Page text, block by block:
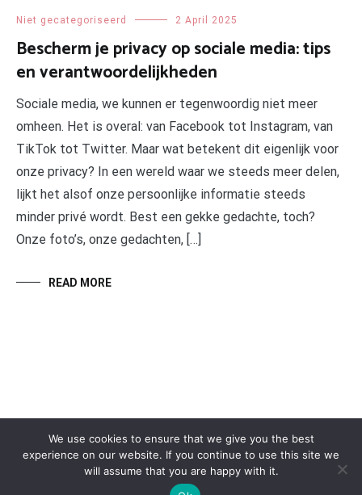
Niet gecategoriseerd 2 April 2025
Bescherm je privacy op sociale media: tips
en verantwoordelijkheden
Sociale media, we kunnen er tegenwoordig niet meer
omheen. Het is overal: van Facebook tot Instagram, van
TikTok tot Twitter. Maar wat betekent dit eigenlijk voor
onze privacy? In een wereld waar we steeds meer delen,
lijkt het alsof onze persoonlijke informatie steeds
minder privé wordt. Best een gekke gedachte, toch?
Onze foto’s, onze gedachten, […]
READ MORE
buurtwijzer.be
. All rights reserved. Theme:
We use cookies to ensure that we give you the best
experience on our website. If you continue to use this site we
will assume that you are happy with it.